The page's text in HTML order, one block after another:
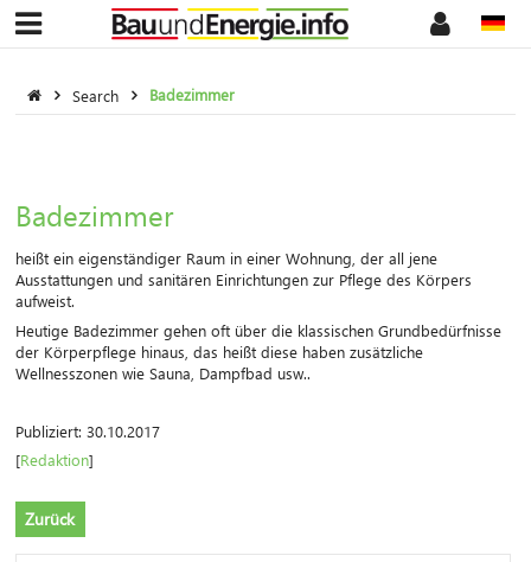
Search Badezimmer
Badezimmer
heißt ein eigenständiger Raum in einer Wohnung, der all jene
Ausstattungen und sanitären Einrichtungen zur Pflege des Körpers
aufweist.
Heutige Badezimmer gehen oft über die klassischen Grundbedürfnisse
der Körperpflege hinaus, das heißt diese haben zusätzliche
Wellnesszonen wie Sauna, Dampfbad usw..
Publiziert: 30.10.2017
[Redaktion]
Zurück